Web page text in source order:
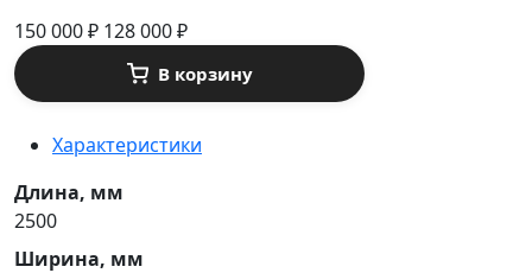
150 000 ₽ 128 000₽
В корзину
Характеристики
Длина, мм
2500
Ширина, мм